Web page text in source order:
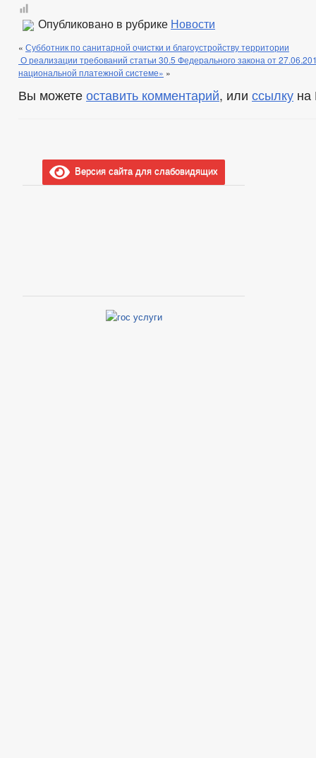
Опубликовано в рубрике Новости
« Субботник по санитарной очистки и благоустройству территории
О реализации требований статьи 30.5 Федерального закона от
национальной платежной системе» »
Вы можете оставить комментарий, или ссылку на
Версия сайта для слабовидящих